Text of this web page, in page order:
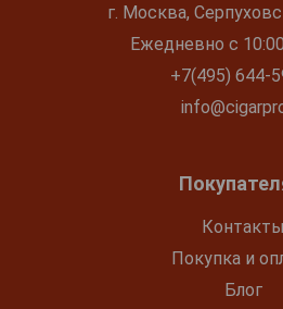
г. Москва,
Ежедневно с
+7(495) 644-
Контакты
Покупка и
Блог